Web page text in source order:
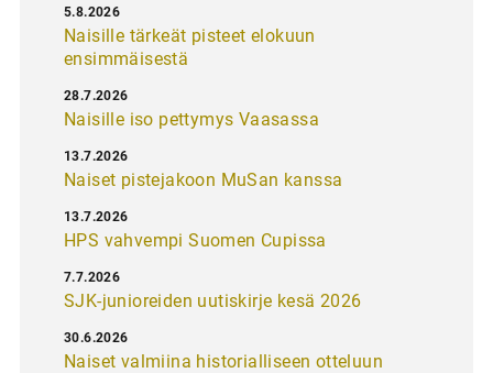
Naisille tärkeät pisteet elokuun
ensimmäisestä
5.8.2026
Naisille iso pettymys Vaasassa
28.7.2026
Naiset pistejakoon MuSan kanssa
13.7.2026
HPS vahvempi Suomen Cupissa
13.7.2026
SJK-junioreiden uutiskirje kesä 2026
7.7.2026
Naiset valmiina historialliseen otteluun
30.6.2026